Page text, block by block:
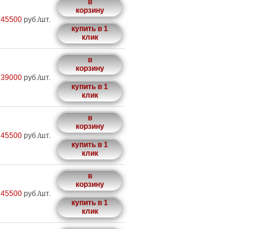
45500 руб./шт.
в
корзину
купить в 1
клик
39000 руб./шт.
в
корзину
купить в 1
клик
45500 руб./шт.
в
корзину
купить в 1
клик
45500 руб./шт.
в
корзину
купить в 1
клик